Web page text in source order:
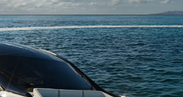
Yasal Haklar
Privacy Policy